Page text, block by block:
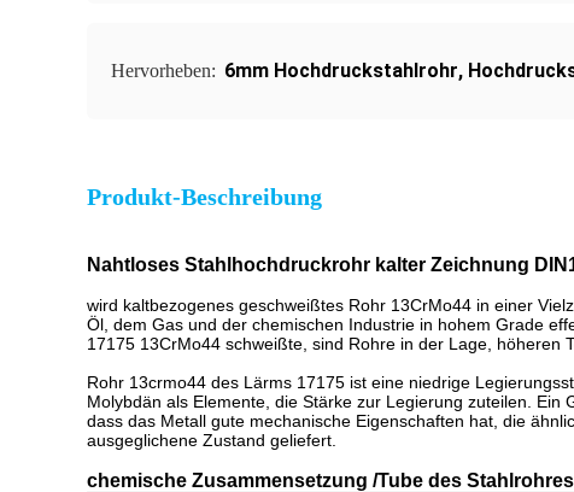
Hervorheben: 6mm Hochdruckstahlrohr,
Produkt-Beschreibung
Nahtloses Stahlhochdruckrohr kalter Zeichnung
wird kaltbezogenes geschweißtes Rohr 13CrMo44 in einer
Öl, dem Gas und der chemischen Industrie in hohem Grade
17175 13CrMo44 schweißte, sind Rohre in der Lage, höheren
Rohr 13crmo44 des Lärms 17175 ist eine niedrige
Molybdän als Elemente, die Stärke zur Legierung zuteilen.
dass das Metall gute mechanische Eigenschaften hat, die
ausgeglichene Zustand geliefert.
chemische Zusammensetzung /Tube des